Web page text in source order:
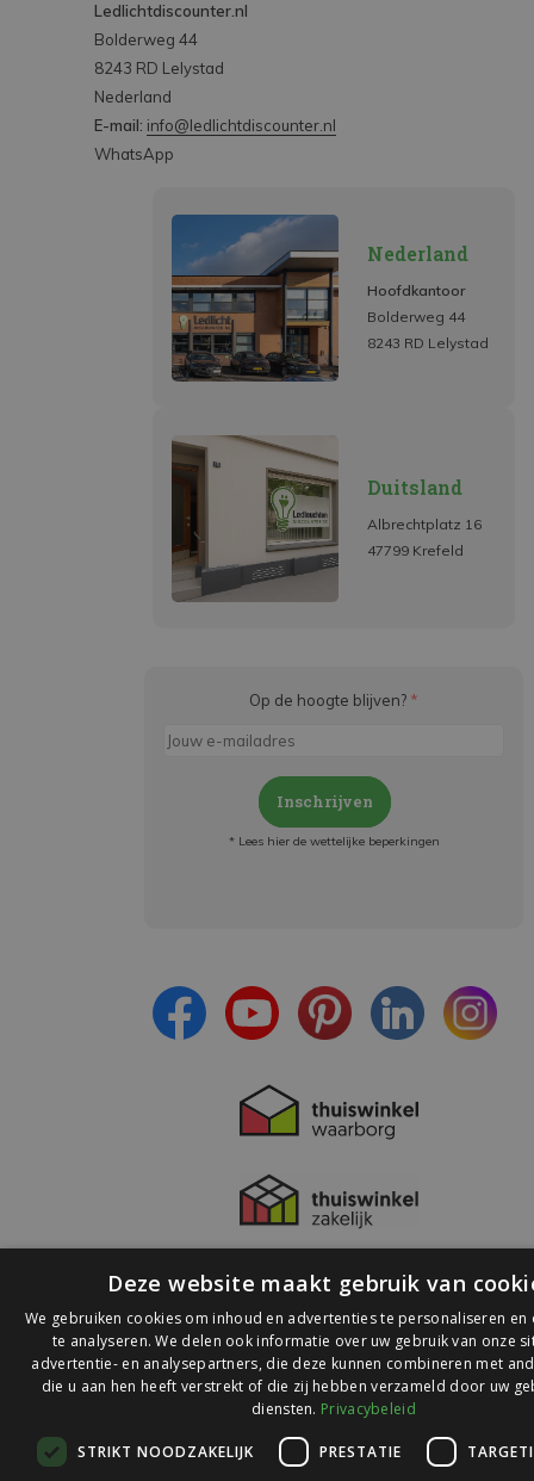
Ledlichtdiscounter.nl
Bolderweg 44
8243 RD Lelystad
Nederland
E-mail: info@ledlichtdiscounter.nl
WhatsApp
Nederland
Hoofdkantoor
Bolderweg 44
8243 RD Lelystad
Duitsland
Albrechtplatz 16
47799 Krefeld
Op de hoogte blijven? *
Inschrijven
* Lees hier de wettelijke beperkingen
© 2026 Ledlichtdiscounter.nl
op
Deze website maakt gebruik van
We gebruiken cookies om inhoud en advertenties te personaliseren en
te analyseren. We delen ook informatie over uw gebruik van onze
advertentie- en analysepartners, die deze kunnen combineren met
die u aan hen heeft verstrekt of die zij hebben verzameld door uw
diensten. Privacybeleid
STRIKT NOODZAKELIJK PRESTATIE